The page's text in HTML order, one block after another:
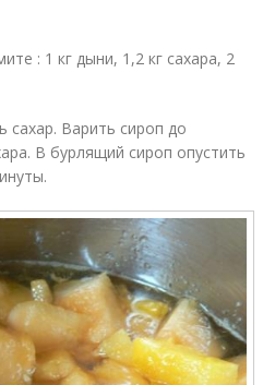
: 1 кг дыни, 1,2 кг сахара, 2
сахар. Варить сироп до
В бурлящий сироп опустить